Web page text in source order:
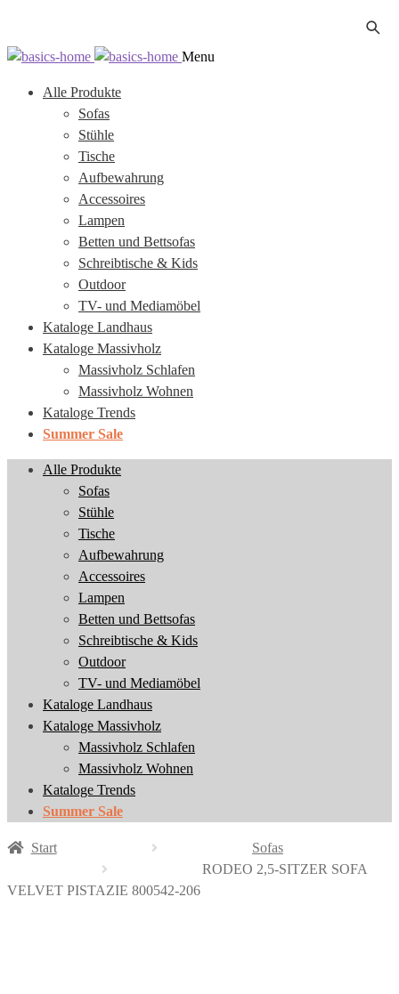
Zur
springen
Zum
springen
Menu
Alle Produkte
Sofas
Stühle
Tische
Aufbewahrung
Accessoires
Lampen
Betten und Bettsofas
Schreibtische & Kids
Outdoor
TV- und Mediamöbel
Kataloge Landhaus
Kataloge Massivholz
Massivholz Schlafen
Massivholz Wohnen
Kataloge Trends
Summer Sale
Alle Produkte
Sofas
Stühle
Tische
Aufbewahrung
Accessoires
Lampen
Betten und Bettsofas
Schreibtische & Kids
Outdoor
TV- und Mediamöbel
Kataloge Landhaus
Kataloge Massivholz
Massivholz Schlafen
Massivholz Wohnen
Kataloge Trends
Summer Sale
Start
Sofas
RODEO 2,5-SITZER SOFA
VELVET PISTAZIE 800542-206